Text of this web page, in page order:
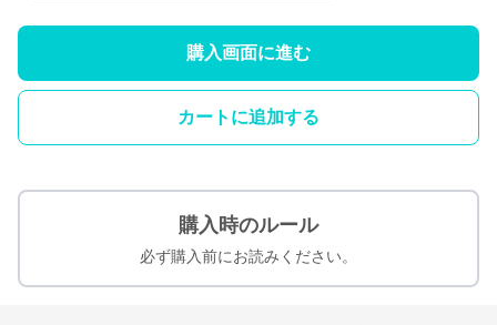
購入画面に進む
カートに追加する
購入時のルール
必ず購入前にお読みください。